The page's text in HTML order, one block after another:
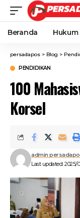
Beranda Hukum
persadapos > Blog >
PENDIDIKAN
100
Korsel
Last updated: 2025/
admin